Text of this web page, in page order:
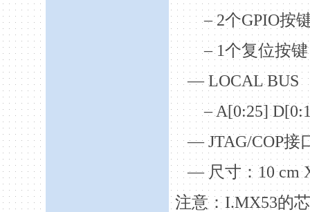
– 2个GPIO按
– 1个复位按键
— LOCAL BUS
– A[0:25]
— JTAG/COP接
—尺寸： 10 cm
注意： I.MX53的